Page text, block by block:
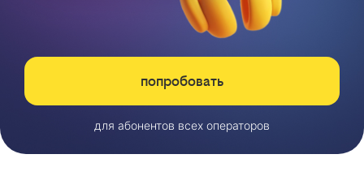
попробовать
для абонентов всех операторов